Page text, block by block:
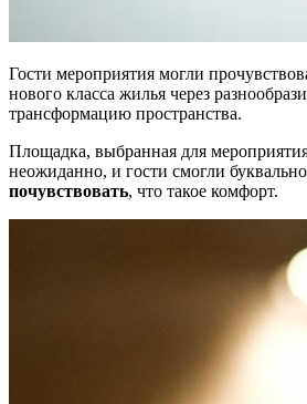
Гости мероприятия могли
нового класса жилья через
трансформацию пространства.
Площадка, выбранная для
неожиданно, и гости смогли буквально
почувствовать, что такое комфорт.